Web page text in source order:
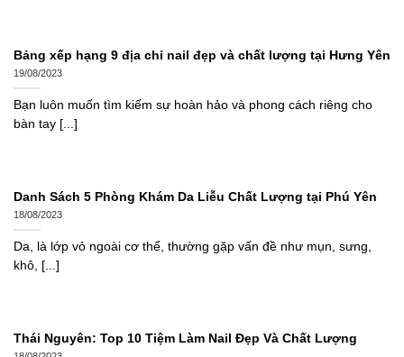
Bảng xếp hạng 9 địa chỉ nail đẹp và chất lượng tại Hưng Yên
19/08/2023
Bạn luôn muốn tìm kiếm sự hoàn hảo và phong cách riêng cho
bàn tay [...]
Danh Sách 5 Phòng Khám Da Liễu Chất Lượng tại Phú Yên
18/08/2023
Da, là lớp vỏ ngoài cơ thể, thường gặp vấn đề như mụn, sưng,
khô, [...]
Thái Nguyên: Top 10 Tiệm Làm Nail Đẹp Và Chất Lượng